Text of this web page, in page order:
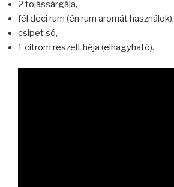
2 tojássárgája,
fél deci rum (én rum aromát használok),
csipet só,
1 citrom reszelt héja (elhagyható).